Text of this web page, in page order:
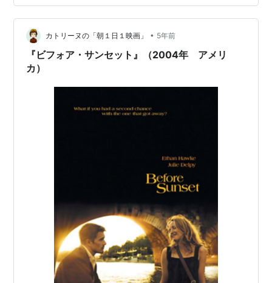
いた男性性の寓話である。 美容師のカロルはコンテスト
で優勝したことがあり、その縁でドミニクと結婚したよ
うだ。ところが、性的不能のせいで離婚を突きつけられ
てしまった。ドミニクはまだ若く、そして…
カトリーヌの「朝１日１映画」 • 5年前
『ビフォア・サンセット』（2004年 アメリ
カ）